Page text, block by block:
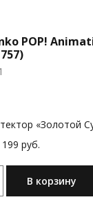
POP!
«Золотой
руб.
В корзину